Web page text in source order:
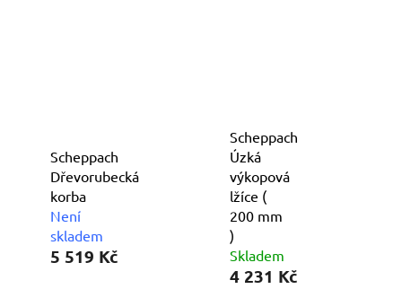
Scheppach
Dřevorubecká
korba
Není
skladem
5 519 Kč
Scheppach
Úzká
výkopová
lžíce (
200 mm
)
Skladem
4 231 Kč